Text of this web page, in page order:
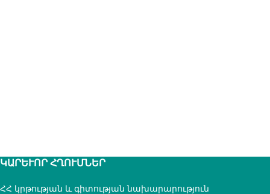
ԿԱՐԵՒՈՐ ՀՂՈՒՄՆԵՐ
ՀՀ կրթության և գիտության նախարարություն